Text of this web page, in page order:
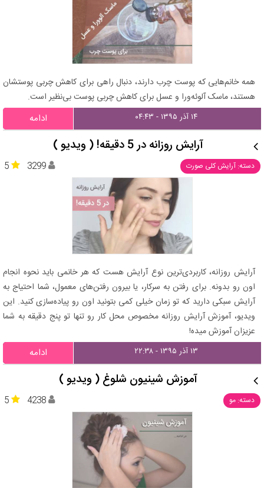
همه خانم‌هایی که پوست چرب دارند، دنبال راهی برای کاهش چربی پوستشان
هستند، ماسک آلوئه‌ورا و عسل برای کاهش چربی پوست بی‌نظیر است.
۱۴ آذر ۱۳۹۵ - ۰۴:۴۳ ادامه
آرایش روزانه در 5 دقیقه! ( ویدیو )
دسته: آرایش کلی صورت 5 3299
آرایش روزانه، کاربردی‌ترین نوع آرایش هست که هر خانمی باید نحوه انجام
اون رو بدونه. برای رفتن به سرکار، یا بیرون رفتن‌های معمول، شما احتیاج به
آرایش سبکی دارید که تو زمان خیلی کمی بتونید اون رو پیاده‌سازی کنید. این
ویدیو، آموزش آرایش روزانه مخصوص محل کار رو تنها تو پنج دقیقه به شما
عزیزان آموزش میده!
۱۳ آذر ۱۳۹۵ - ۲۲:۳۸ ادامه
آموزش شینیون شلوغ ( ویدیو )
دسته: مو 5 4238